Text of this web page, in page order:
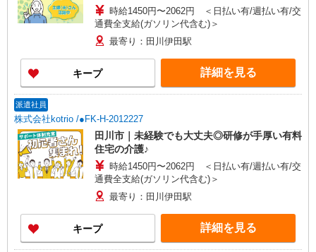
時給1450円〜2062円 ＜日払い有/週払い有/交
通費全支給(ガソリン代含む)＞
最寄り：田川伊田駅
キープ 詳細を見る
派遣社員
株式会社kotrio /●FK-H-2012227
田川市｜未経験でも大丈夫◎研修が手厚い有料
住宅の介護♪
時給1450円〜2062円 ＜日払い有/週払い有/交
通費全支給(ガソリン代含む)＞
最寄り：田川伊田駅
キープ 詳細を見る